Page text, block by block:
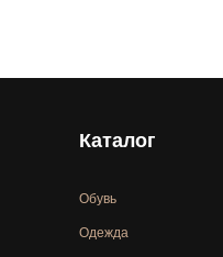
Каталог
Обувь
Одежда